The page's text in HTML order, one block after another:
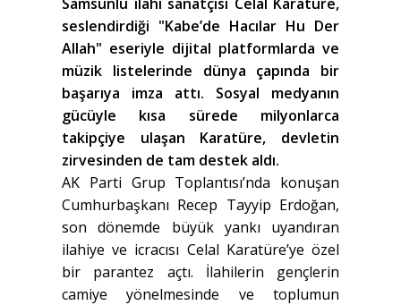
seslendirdiği "Kabe’de Hacılar Hu Der
Allah" eseriyle dijital platformlarda ve
müzik listelerinde dünya çapında bir
başarıya imza attı. Sosyal medyanın
gücüyle kısa sürede milyonlarca
takipçiye ulaşan Karatüre, devletin
zirvesinden de tam destek aldı.
AK Parti Grup Toplantısı’nda konuşan
Cumhurbaşkanı Recep Tayyip Erdoğan,
son dönemde büyük yankı uyandıran
ilahiye ve icracısı Celal Karatüre’ye özel
bir parantez açtı. İlahilerin gençlerin
camiye yönelmesinde ve toplumun